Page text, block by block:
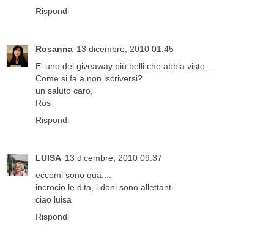
Rispondi
Rosanna 13 dicembre, 2010 01:45
E' uno dei giveaway più belli che abbia visto...
Come si fa a non iscriversi?
un saluto caro,
Ros
Rispondi
LUISA 13 dicembre, 2010 09:37
eccomi sono qua....
incrocio le dita, i doni sono allettanti
ciao luisa
Rispondi